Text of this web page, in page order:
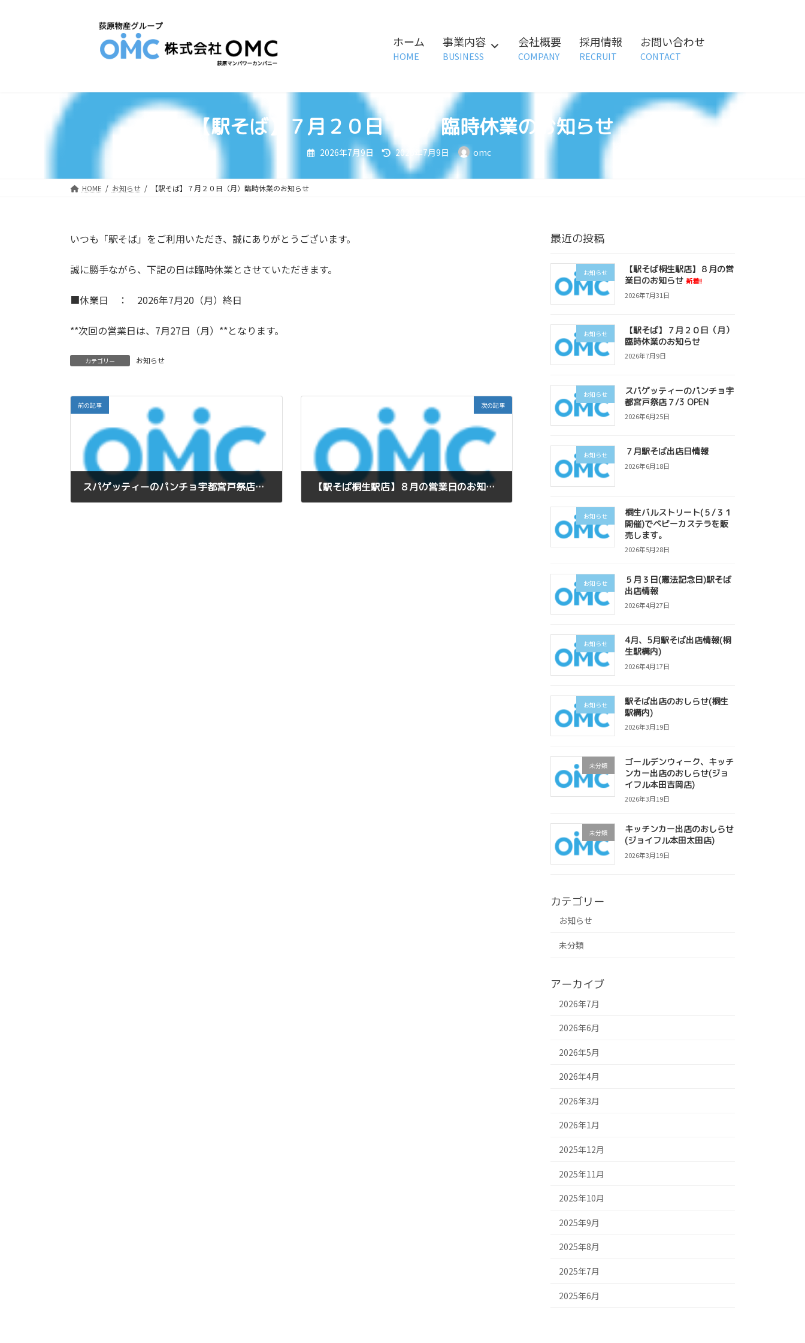
ホーム
HOME
事業内容
BUSINESS
会社概要
COMPANY
採用情報
RECRUIT
お問い合わせ
CONTACT
【駅そば】７月２０日（月）臨時休業のお知らせ
2026年7月9日 最
終
更
新
日
2026年7月9日 omc
HOME お知らせ 【駅そば】７月２０日（月）臨時休業のお知らせ
いつも「駅そば」をご利用いただき、誠にありがとうございます。
誠に勝手ながら、下記の日は臨時休業とさせていただきます。
■休業日 ： 2026年7月20（月）終日
**次回の営業日は、7月27日（月）**となります。
カテゴリー お知らせ
前の記事
スパゲッティーのパンチョ宇都宮戸祭店７/3 OPEN
次の記事
【駅そば桐生駅店】８月の営業日のお知らせ
最近の投稿
お知らせ
【駅そば桐生駅店】８月の営
業日のお知らせ 新着!!
2026年7月31日
お知らせ
【駅そば】７月２０日（月）
臨時休業のお知らせ
2026年7月9日
お知らせ
スパゲッティーのパンチョ宇
都宮戸祭店７/3 OPEN
2026年6月25日
お知らせ ７月駅そば出店日情報
2026年6月18日
お知らせ
桐生バルストリート(５/３１
開催)でベビーカステラを販
売します。
2026年5月28日
お知らせ
５月３日(憲法記念日)駅そば
出店情報
2026年4月27日
お知らせ
4月、5月駅そば出店情報(桐
生駅構内)
2026年4月17日
お知らせ
駅そば出店のおしらせ(桐生
駅構内)
2026年3月19日
未分類
ゴールデンウィーク、キッチ
ンカー出店のおしらせ(ジョ
イフル本田吉岡店)
2026年3月19日
未分類
キッチンカー出店のおしらせ
(ジョイフル本田太田店)
2026年3月19日
カテゴリー
お知らせ
未分類
アーカイブ
2026年7月
2026年6月
2026年5月
2026年4月
2026年3月
2026年1月
2025年12月
2025年11月
2025年10月
2025年9月
2025年8月
2025年7月
2025年6月